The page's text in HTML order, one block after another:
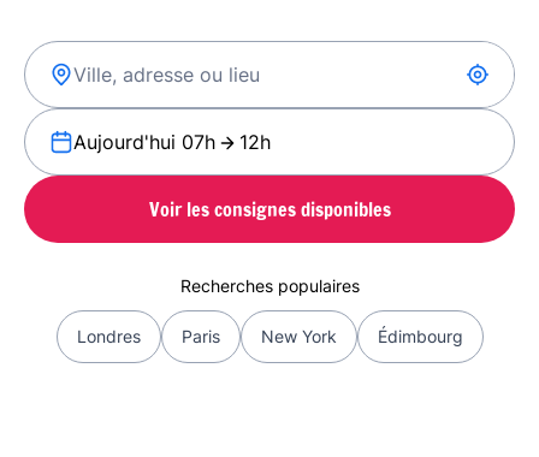
Aujourd'hui 07h 12h
Voir les consignes disponibles
Recherches populaires
Londres Paris New York Édimbourg